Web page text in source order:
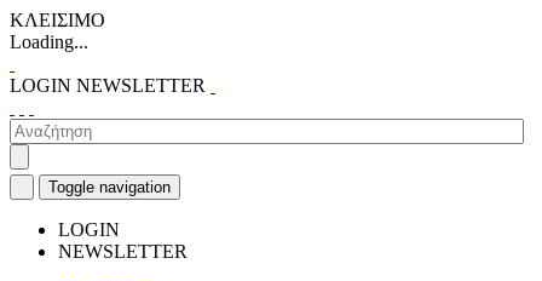
ΚΛΕΙΣΙΜΟ
Loading...
LOGIN NEWSLETTER
Toggle navigation
LOGIN
NEWSLETTER